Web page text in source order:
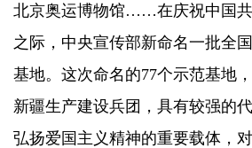
北京奥运博物馆……在庆祝中国共
之际，中央宣传部新命名一批全
基地。这次命名的77个示范基地
新疆生产建设兵团，具有较强的
弘扬爱国主义精神的重要载体，